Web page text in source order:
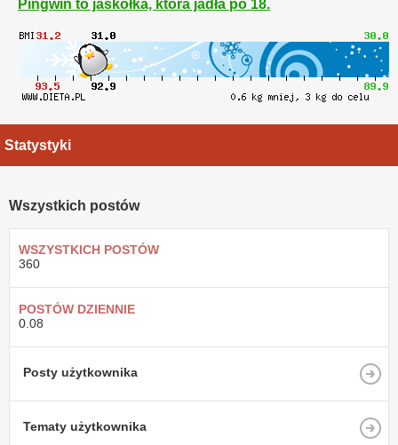
Pingwin to jaskółka, która jadła po 18.
Statystyki
Wszystkich postów
WSZYSTKICH POSTÓW
360
POSTÓW DZIENNIE
0.08
Posty użytkownika
Tematy użytkownika